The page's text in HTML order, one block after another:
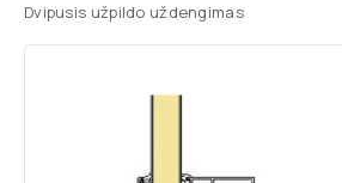
Dvipusis užpildo uždengimas